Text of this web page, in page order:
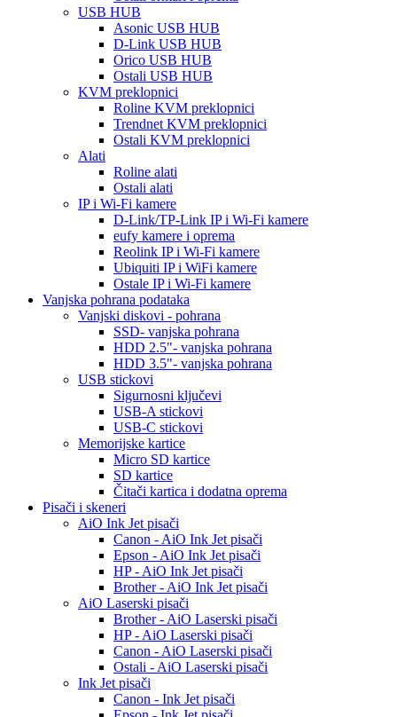
USB HUB
Asonic USB HUB
D-Link USB HUB
Orico USB HUB
Ostali USB HUB
KVM preklopnici
Roline KVM preklopnici
Trendnet KVM preklopnici
Ostali KVM preklopnici
Alati
Roline alati
Ostali alati
IP i Wi-Fi kamere
D-Link/TP-Link IP i Wi-Fi kamere
eufy kamere i oprema
Reolink IP i Wi-Fi kamere
Ubiquiti IP i WiFi kamere
Ostale IP i Wi-Fi kamere
Vanjska pohrana podataka
Vanjski diskovi - pohrana
SSD- vanjska pohrana
HDD 2.5"- vanjska pohrana
HDD 3.5"- vanjska pohrana
USB stickovi
Sigurnosni ključevi
USB-A stickovi
USB-C stickovi
Memorijske kartice
Micro SD kartice
SD kartice
Čitači kartica i dodatna oprema
Pisači i skeneri
AiO Ink Jet pisači
Canon - AiO Ink Jet pisači
Epson - AiO Ink Jet pisači
HP - AiO Ink Jet pisači
Brother - AiO Ink Jet pisači
AiO Laserski pisači
Brother - AiO Laserski pisači
HP - AiO Laserski pisači
Canon - AiO Laserski pisači
Ostali - AiO Laserski pisači
Ink Jet pisači
Canon - Ink Jet pisači